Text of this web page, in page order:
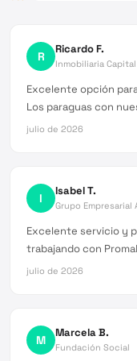
R Ricardo F.
Inmobiliaria Capital
Excelente opción
Los paraguas con
julio de 2026
I Isabel T.
Grupo Empresarial
Excelente servicio y
trabajando con
julio de 2026
M Marcela B.
Fundación Social